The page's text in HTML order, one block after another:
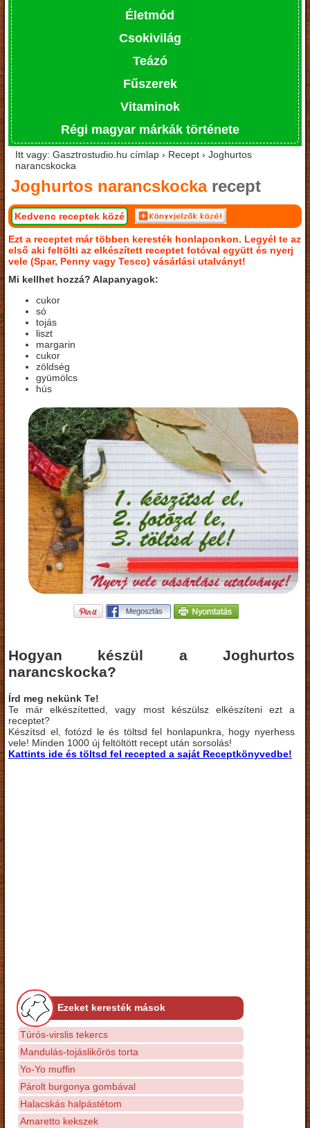
Életmód
Csokivilág
Teázó
Fűszerek
Vitaminok
Régi magyar márkák története
Itt vagy: Gasztrostudio.hu címlap › Recept › Joghurtos
narancskocka
Joghurtos narancskockarecept
Kedvenc receptek közé
Ezt a receptet már többen keresték honlaponkon. Legyél te az
első aki feltölti az elkészített receptet fotóval együtt és nyerj
vele (Spar, Penny vagy Tesco) vásárlási utalványt!
Mi kellhet hozzá? Alapanyagok:
cukor
só
tojás
liszt
margarin
cukor
zöldség
gyümölcs
hús
Hogyan készül a Joghurtos
narancskocka?
Írd meg nekünk Te!
Te már elkészítetted, vagy most készülsz elkészíteni ezt a
receptet?
Készítsd el, fotózd le és töltsd fel honlapunkra, hogy nyerhess
vele! Minden 1000 új feltöltött recept után sorsolás!
Kattints ide és töltsd fel recepted a saját Receptkönyvedbe!
Ezeket keresték mások
Túrós-virslis tekercs
Mandulás-tojáslikőrös torta
Yo-Yo muffin
Párolt burgonya gombával
Halacskás halpástétom
Amaretto kekszek